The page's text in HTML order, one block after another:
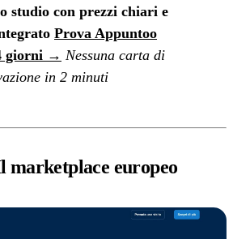
studio con prezzi chiari e
Prova Appuntoo
giorni → Nessuna carta di
in 2 minuti
europeo